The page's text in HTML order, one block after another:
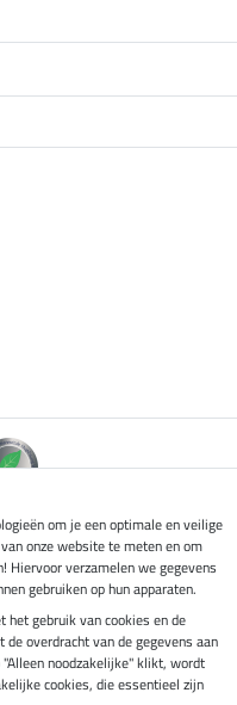
om je een optimale en veilige
onze website te meten en om
Hiervoor verzamelen we gegevens
gebruiken op hun apparaten.
gebruik van cookies en de
overdracht van de gegevens aan
noodzakelijke" klikt, wordt
cookies, die essentieel zijn